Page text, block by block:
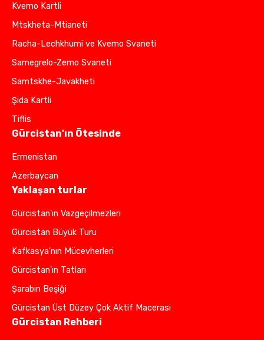
Kvemo Kartli
Mtskheta-Mtianeti
Racha-Lechkhumi ve Kvemo Svaneti
Samegrelo-Zemo Svaneti
Samtskhe-Javakheti
Şida Kartli
Tiflis
Gürcistan'ın Ötesinde
Ermenistan
Azerbaycan
Yaklaşan turlar
Gürcistan'ın Vazgeçilmezleri
Gürcistan Büyük Turu
Kafkasya'nın Mücevherleri
Gürcistan'ın Tatları
Şarabın Beşiği
Gürcistan Üst Düzey Çok Aktif Macerası
Gürcistan Rehberi